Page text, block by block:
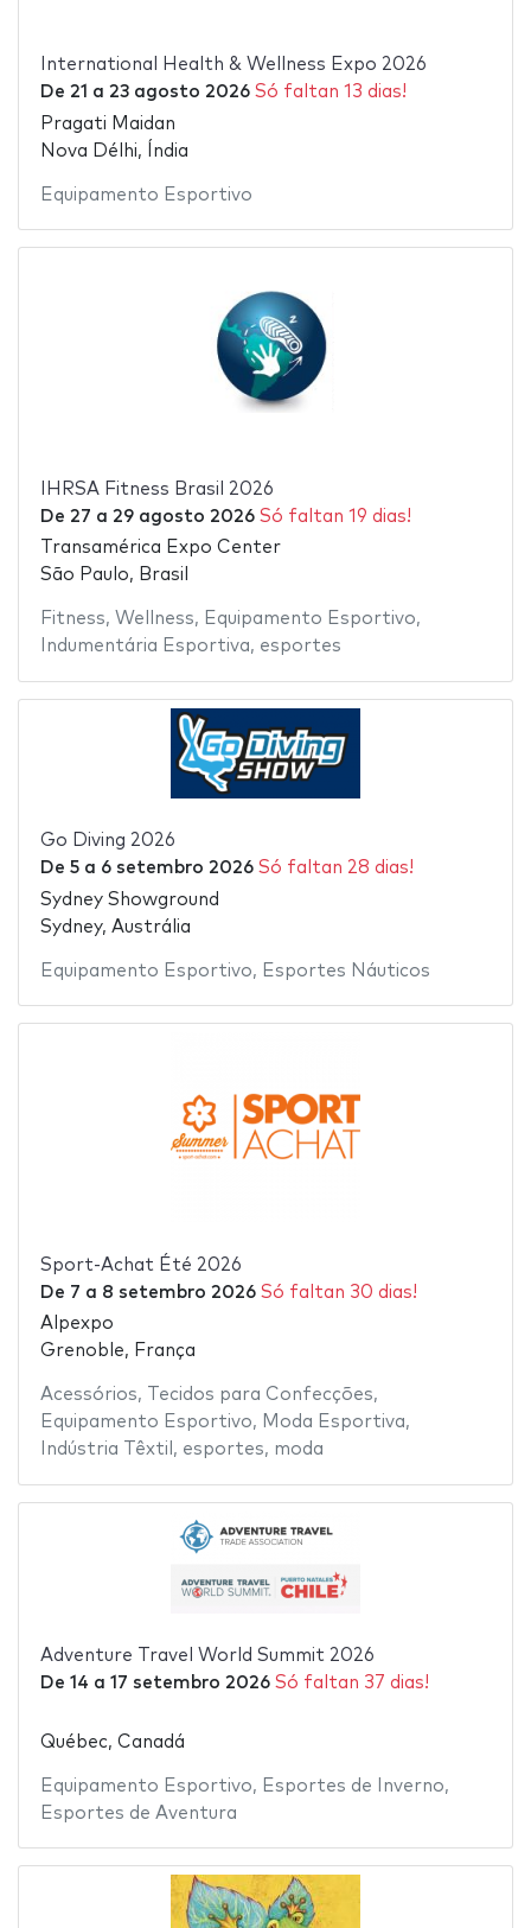
International Health & Wellness Expo 2026
De 21 a 23 agosto 2026 Só faltan 13 dias!
Pragati Maidan
Nova Délhi, Índia
Equipamento Esportivo
IHRSA Fitness Brasil 2026
De 27 a 29 agosto 2026 Só faltan 19 dias!
Transamérica Expo Center
São Paulo, Brasil
Fitness, Wellness, Equipamento Esportivo,
Indumentária Esportiva, esportes
Go Diving 2026
De 5a 6 setembro 2026 Só faltan 28 dias!
Sydney Showground
Sydney, Austrália
Equipamento Esportivo, Esportes Náuticos
Sport-Achat Été 2026
De 7 a 8 setembro 2026 Só faltan 30 dias!
Alpexpo
Grenoble, França
Acessórios, Tecidos para Confecções,
Equipamento Esportivo, Moda Esportiva,
Indústria Têxtil , esportes, moda
Adventure Travel World Summit 2026
De 14 a 17 setembro 2026 Só faltan 37 dias!
Québec, Canadá
Equipamento Esportivo, Esportes de Inverno,
Esportes de Aventura